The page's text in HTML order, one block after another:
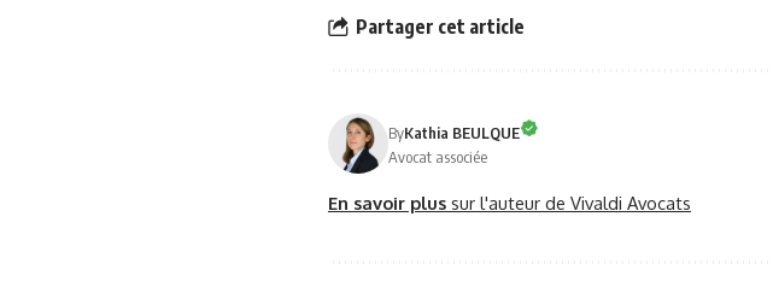
Partager cet article
ByKathia BEULQUE
Avocat associée
En savoir plus sur l'auteur de Vivaldi Avocats